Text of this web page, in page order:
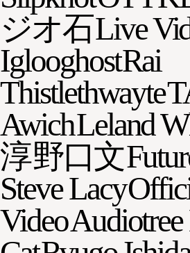
ジオ石Live
IglooghostRai
Thistlethwayte
AwichLeland
淳野口文
Steve Lacy
Video